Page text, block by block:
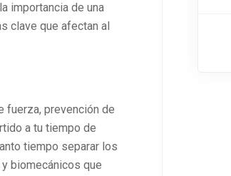
importancia de una
clave que afectan al
fuerza, prevención de
a tu tiempo de
tiempo separar los
biomecánicos que